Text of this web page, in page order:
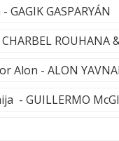
GAGIK GASPARYÁN
ROUHANA
Alon - ALON
- GUILLERMO